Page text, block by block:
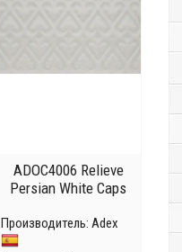
ADOC4006 Relieve
Persian White Caps
Производитель: Adex